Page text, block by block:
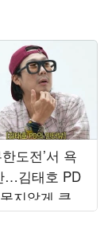
도전’서 욕
…김태호 PD
지않게 큰
(‘하와수’)